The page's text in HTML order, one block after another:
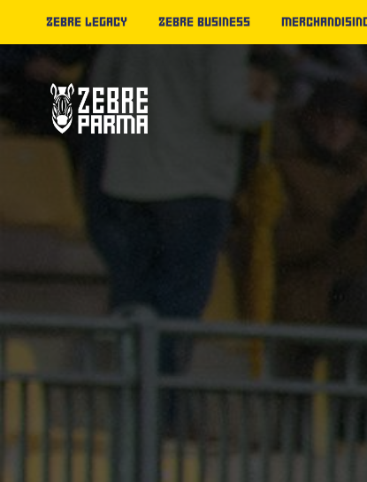
ZEBRE LEGACY ZEBRE BUSINESS